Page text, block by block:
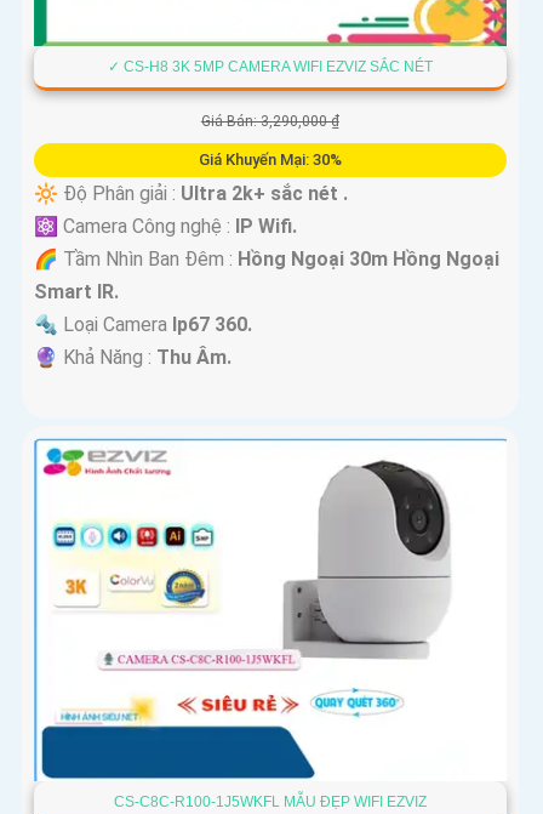
✓ CS-H8 3K 5MP CAMERA WIFI EZVIZ SẮC NÉT
Giá Bán: 3,290,000 ₫
Giá Khuyến Mại: 30%
🔆 Độ Phân giải : Ultra 2k+ sắc nét .
⚛️ Camera Công nghệ :
IP Wifi.
🌈 Tầm Nhìn Ban Đêm : Hồng Ngoại 30m Hồng Ngoại
Smart IR.
🔩 Loại Camera Ip67 360.
️🔮 Khả Năng : Thu Âm.
CS-C8C-R100-1J5WKFL MẪU ĐẸP WIFI EZVIZ